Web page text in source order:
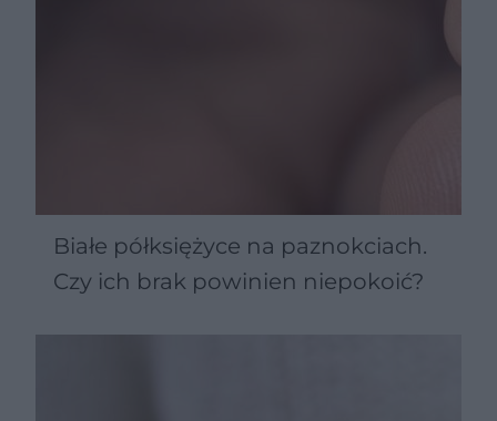
Białe półksiężyce na paznokciach.
Czy ich brak powinien niepokoić?